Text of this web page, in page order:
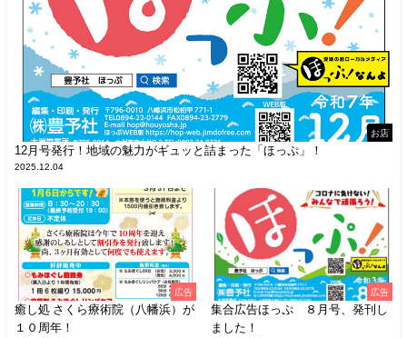
お店
12月号発行！地域の魅力がギュッと詰まった「ほっぷ」！
2025.12.04
広告
癒し処 さくら療術院（八幡浜）が
１０周年！
広告
集合広告ほっぷ ８月号、発刊し
ました！